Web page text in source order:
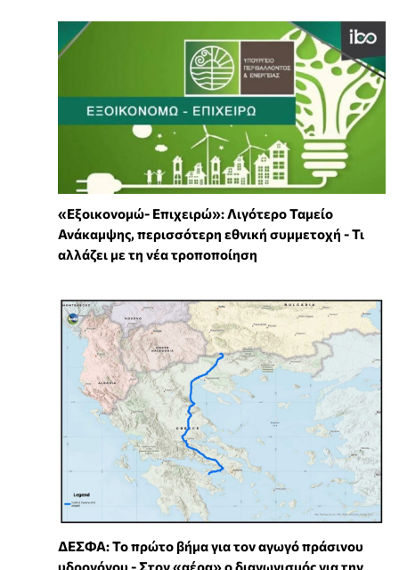
«Εξοικονομώ- Επιχειρώ»: Λιγότερο Ταμείο
Ανάκαμψης, περισσότερη εθνική συμμετοχή - Τι
αλλάζει με τη νέα τροποποίηση
ΔΕΣΦΑ: Το πρώτο βήμα για τον αγωγό πράσινου
υδρογόνου - Στον «αέρα» ο διαγωνισμός για την